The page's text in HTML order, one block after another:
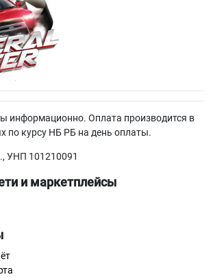
информационно. Оплата производится в
по курсу НБ РБ на день оплаты.
УНП 101210091
и маркетплейсы